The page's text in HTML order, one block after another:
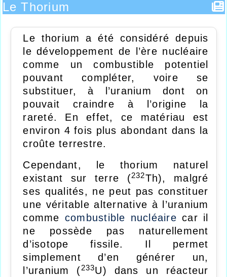
Le Thorium
Le thorium a été considéré depuis
le développement de l’ère nucléaire
comme un combustible potentiel
pouvant compléter, voire se
substituer, à l’uranium dont on
pouvait craindre à l’origine la
rareté. En effet, ce matériau est
environ 4 fois plus abondant dans la
croûte terrestre.
Cependant, le thorium naturel
existant sur terre (232Th), malgré
ses qualités, ne peut pas constituer
une véritable alternative à l’uranium
comme combustible nucléaire car il
ne possède pas naturellement
d’isotope fissile. Il permet
simplement d’en générer un,
l’uranium (233U) dans un réacteur